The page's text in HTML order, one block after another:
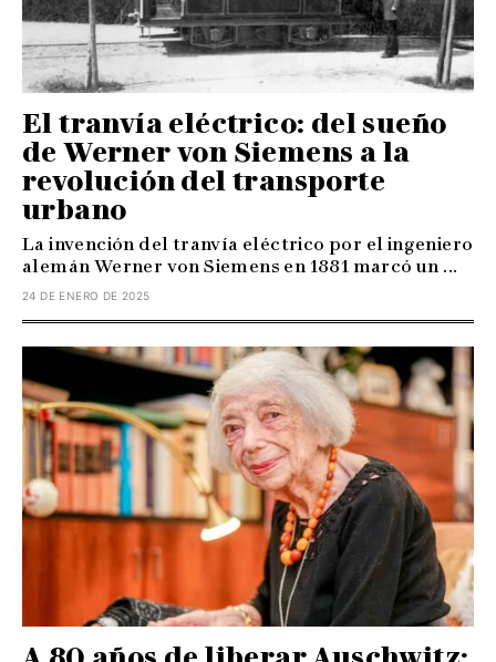
El tranvía eléctrico: del sueño
de Werner von Siemens a la
revolución del transporte
urbano
La invención del tranvía eléctrico por el ingeniero
alemán Werner von Siemens en 1881 marcó un ...
24 DE ENERO DE 2025